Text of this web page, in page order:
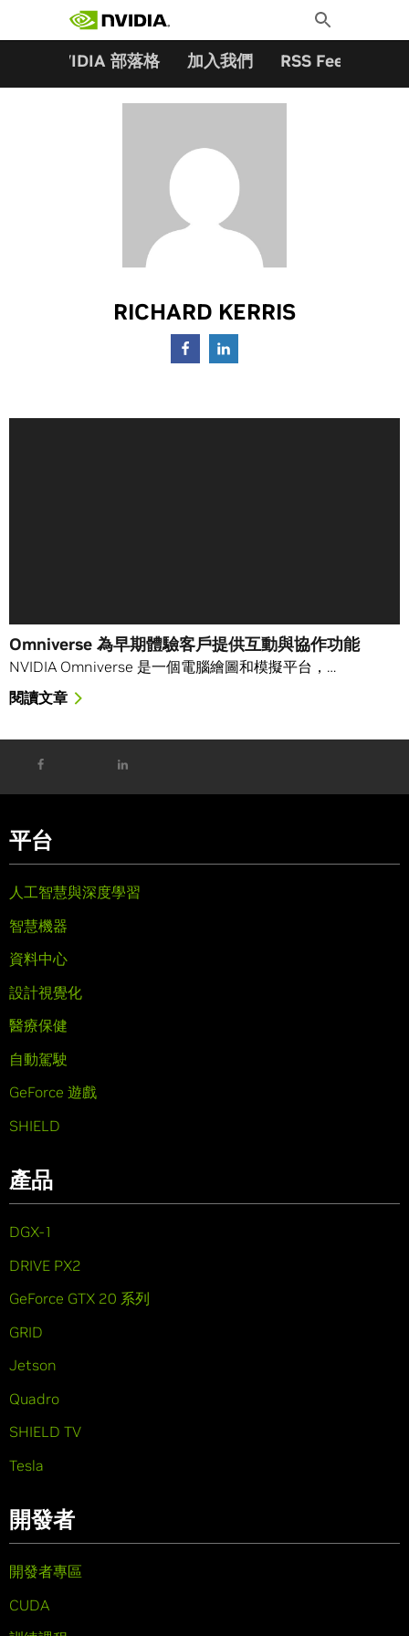
Toggle
Search
NVIDIA 部落格 加入我們 RSS Feeds
RICHARD KERRIS
Omniverse 為早期體驗客戶提供互動與協作功能
NVIDIA Omniverse 是一個電腦繪圖和模擬平台，…
閱讀文章
平台
人工智慧與深度學習
智慧機器
資料中心
設計視覺化
醫療保健
自動駕駛
GeForce 遊戲
SHIELD
產品
DGX-1
DRIVE PX2
GeForce GTX 20 系列
GRID
Jetson
Quadro
SHIELD TV
Tesla
開發者
開發者專區
CUDA